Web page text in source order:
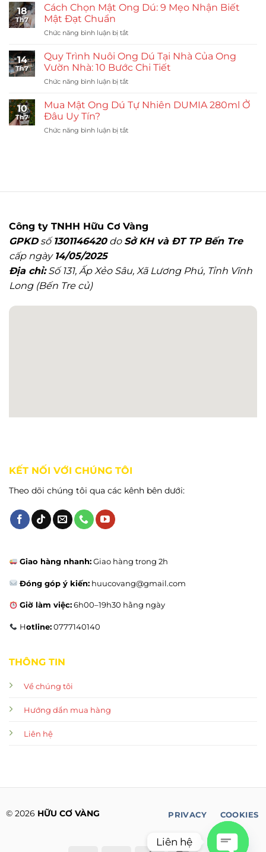
Nhân
Đàn
Vườn
Dú
Tác
Gì?
7
Ích
Lưu
18
Th7
Cách Chọn Mật Ong Dú: 9 Mẹo Nhận Biết
Mật Đạt Chuẩn
Chức năng bình luận bị tắtở
Chọn
Mật
Ong
Dú:
Mẹo
Nhận
Mật
14
Th7
Quy Trình Nuôi Ong Dú Tại Nhà Của Ong
Vườn Nhà: 10 Bước Chi Tiết
Chức năng bình luận bị tắtở
Trình
Nuôi
Dú
Nhà:
Chi
Tiết
10
Th7
Mua Mật Ong Dú Tự Nhiên DUMIA 280ml Ở
Đâu Uy Tín?
Chức năng bình luận bị tắtở
Nhiên
Đâu
Uy
Công ty TNHH Hữu Cơ Vàng
GPKDsố1301146420do Sở KH và ĐT TP Bến Tre
cấp ngày 14/05/2025
Địa chỉ:Số 131, Ấp Xẻo Sâu, Xã Lương Phú, Tỉnh Vĩnh
Long (Bến Tre củ)
Giao hàng nhanh:Giao hàng trong 2h
Đóng góp ý kiến: huucovang@gmail.com
Giờ làm việc:6h00–19h30 hằng ngày
Hotline:0777140140
THÔNG TIN
Về chúng tôi
Hướng dẩn mua hàng
Liên hệ
KẾT NỐI VỚI CHÚNG TÔI
Theo dõi chúng tôi qua các kênh bên dưới:
© 2026 HỮU CƠ VÀNG PRIVACY COOKIES
Liên hệ